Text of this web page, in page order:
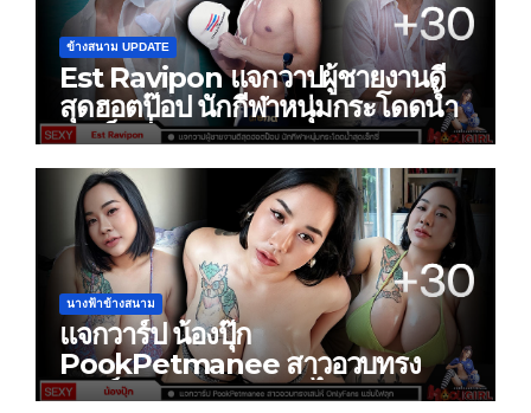
ข้างสนาม UPDATE
Est Ravipon แจกวาปผู้ชายงานดี
สุดฮอตป๊อป นักกีฬาหนุ่มกระโดดน้ำ
สุดเซ็กซี่
นางฟ้าข้างสนาม
แจกวาร์ป น้องปุ๊ก
PookPetmanee สาวอวบทรง
เสน่ห์ OnlyFans แซ่บไฟลุก